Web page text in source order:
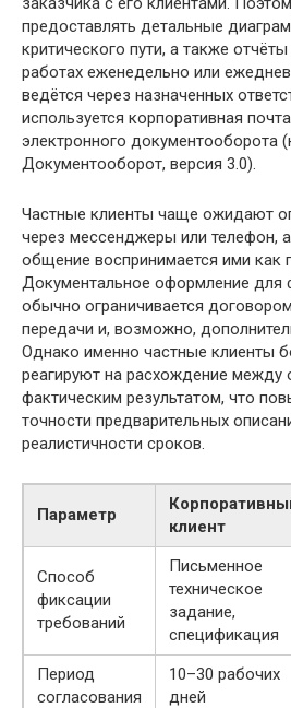
предоставлять детальные
критического пути, а также
работах еженедельно или
ведётся через назначенных
используется корпоративная
электронного документооборота
Документооборот, версия 3.0).
Частные клиенты чаще ожидают
через мессенджеры или телефон,
общение воспринимается ими как
Документальное оформление для
обычно ограничивается
передачи и, возможно,
Однако именно частные клиенты
реагируют на расхождение
фактическим результатом, что
точности предварительных
реалистичности сроков.
Параметр
клиент
Способ
фиксации
требований
Письменное
техническое
задание,
спецификация
Период
согласования
10–30 рабочих
дней